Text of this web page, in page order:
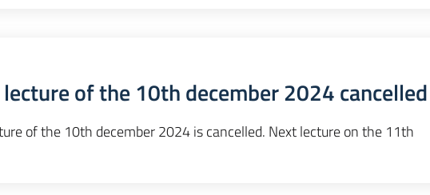
of the 10th december 2024 cancelled
of the 10th december 2024 is cancelled. Next lecture on the 11th